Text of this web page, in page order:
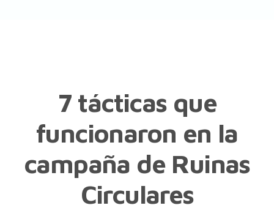
7 tácticas que
funcionaron en la
campaña de Ruinas
Circulares